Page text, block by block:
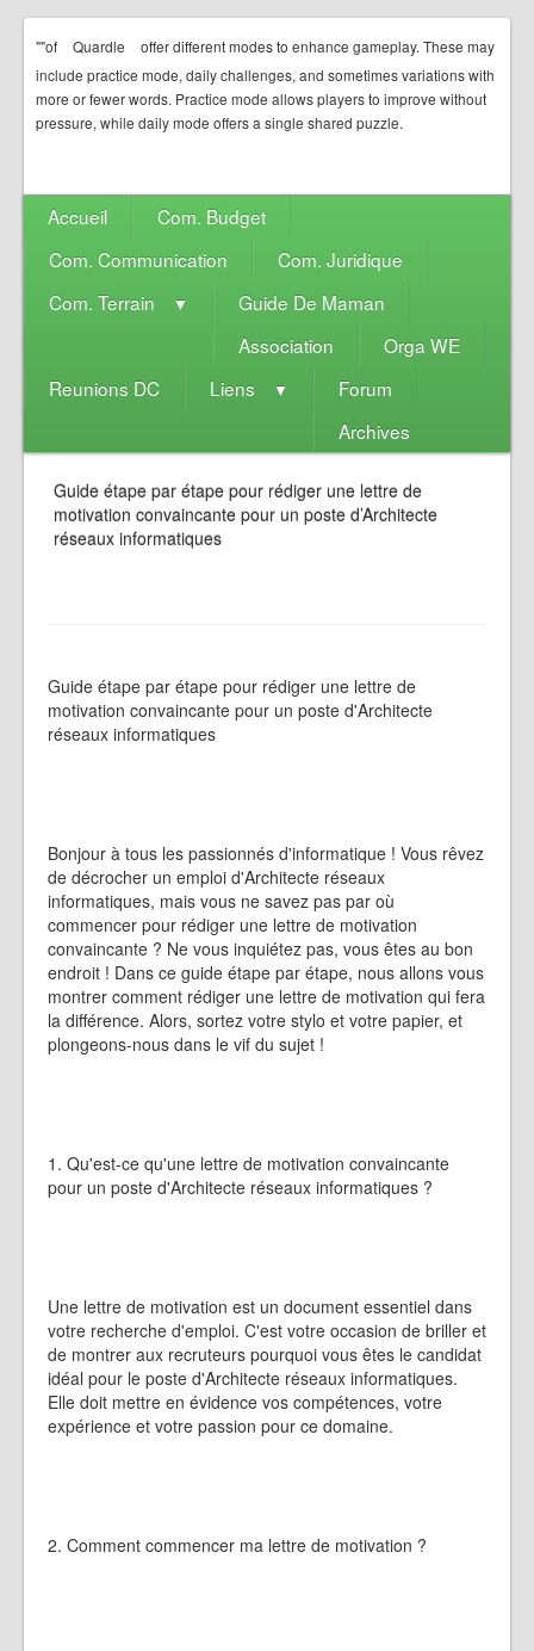
""of Quardle
offer different modes to enhance gameplay. These may
include practice mode, daily challenges, and sometimes variations with
more or fewer words. Practice mode allows players to improve without
pressure, while daily mode offers a single shared puzzle.
Accueil
Com. Budget
Com. Communication
Com. Juridique
Com. Terrain
▼
Guide De Maman
Association
Orga WE
Reunions DC
Liens ▼
Forum
Archives
Guide étape par étape pour rédiger une lettre de
motivation convaincante pour un poste d’Architecte
réseaux informatiques
Guide étape par étape pour rédiger une lettre de
motivation convaincante pour un poste d'Architecte
réseaux informatiques
Bonjour à tous les passionnés d'informatique ! Vous rêvez
de décrocher un emploi d'Architecte réseaux
informatiques, mais vous ne savez pas par où
commencer pour rédiger une lettre de motivation
convaincante ? Ne vous inquiétez pas, vous êtes au bon
endroit ! Dans ce guide étape par étape, nous allons vous
montrer comment rédiger une lettre de motivation qui fera
la différence. Alors, sortez votre stylo et votre papier, et
plongeons-nous dans le vif du sujet !
1. Qu'est-ce qu'une lettre de motivation convaincante
pour un poste d'Architecte réseaux informatiques ?
Une lettre de motivation est un document essentiel dans
votre recherche d'emploi. C'est votre occasion de briller et
de montrer aux recruteurs pourquoi vous êtes le candidat
idéal pour le poste d'Architecte réseaux informatiques.
Elle doit mettre en évidence vos compétences, votre
expérience et votre passion pour ce domaine.
2. Comment commencer ma lettre de motivation ?